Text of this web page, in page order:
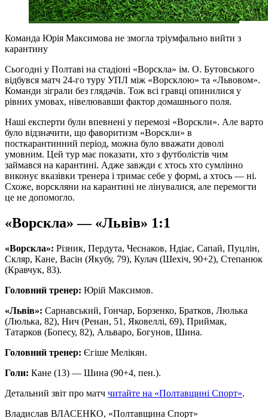
Команда Юрія Максимова не змогла тріумфально вийти з
карантину
Сьогодні у Полтаві на стадіоні «Ворскла» ім. О. Бутовського
відбувся матч 24-го туру УПЛ між «Ворсклою» та «Львовом».
Команди зіграли без глядачів. Тож всі гравці опинилися у
рівних умовах, нівелювавши фактор домашнього поля.
Наші експерти були впевнені у перемозі «Ворскли». Але варто
було відзначити, що фаворитизм «Ворскли» в
посткарантинний період, можна було вважати доволі
умовним. Цей тур має показати, хто з футболістів чим
займався на карантині. Адже завжди є хтось хто сумлінно
виконує вказівки тренера і тримає себе у формі, а хтось — ні.
Схоже, ворскляни на карантині не лінувалися, але перемогти
це не допомогло.
«Ворскла» — «Львів» 1:1
«Ворскла»: Різник, Пердута, Чеснаков, Ндіає, Сапай, Пуцлін,
Скляр, Кане, Васін (Якубу, 79), Кулач (Шехіч, 90+2), Степанюк
(Кравчук, 83).
Головний тренер: Юрій Максимов.
«Львів»: Сарнавський, Гончар, Борзенко, Братков, Люлька
(Люлька, 82), Нич (Ренан, 51, Яковеллі, 69), Приймак,
Татарков (Бопесу, 82), Альваро, Богунов, Шина.
Головний тренер: Єгіше Мелікян.
Голи: Кане (13) — Шина (90+4, пен.).
Детальний звіт про матч читайте на «Полтавщині Спорт».
Владислав ВЛАСЕНКО, «Полтавщина Спорт»